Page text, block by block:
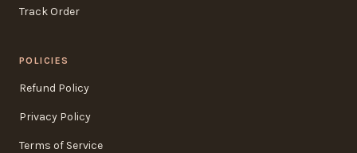
Track Order
POLICIES
Refund Policy
Privacy Policy
Terms of Service